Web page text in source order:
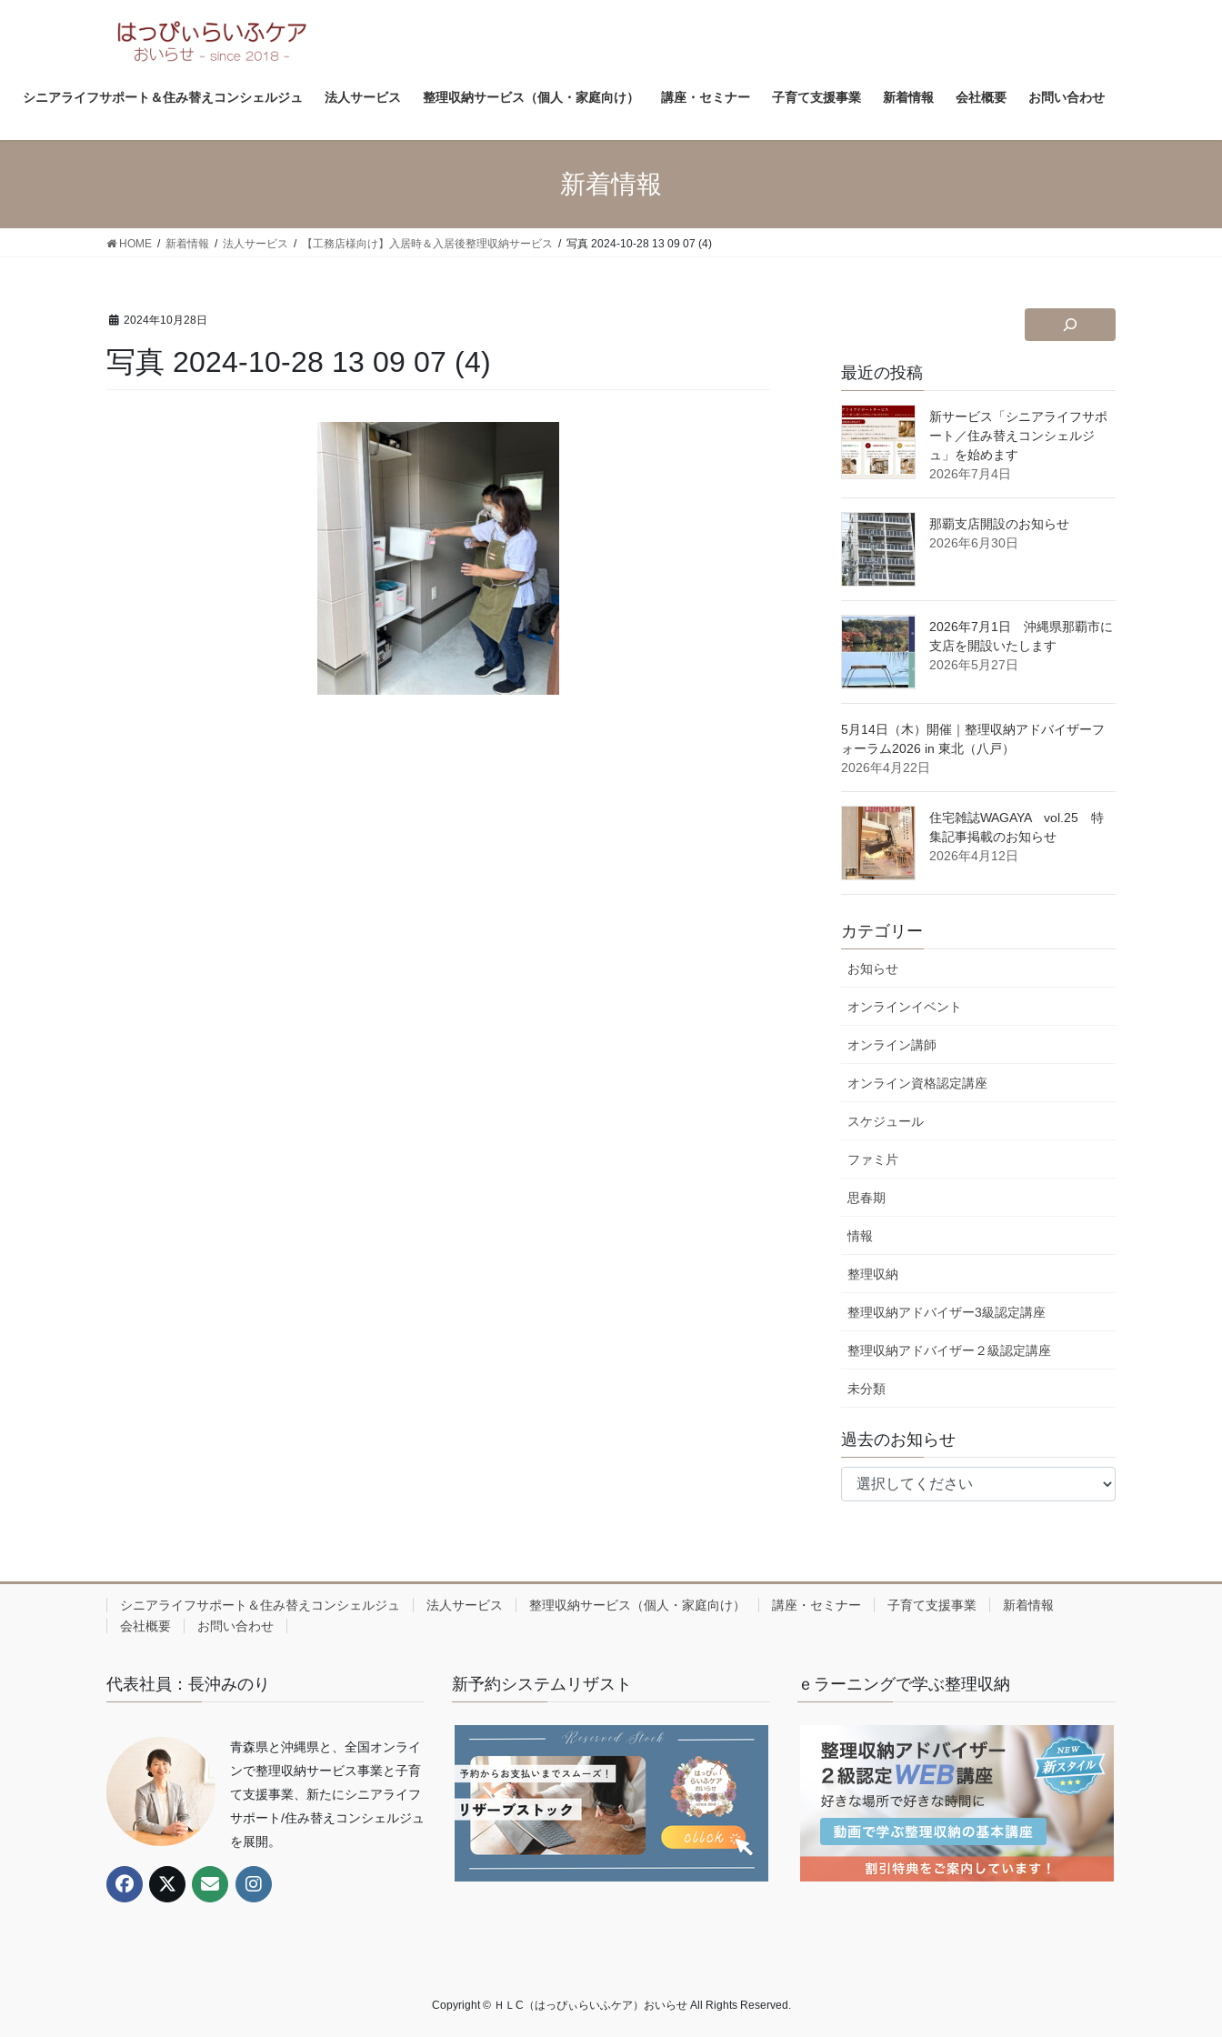
ス
ン
シニアライフサポート＆住み替えコンシェルジュ 法人サービス 整理収納サービス（個人・家庭向け） 講座・セミナー 子育て支援事業 新着情報 会社概要 お問い合わせ
新着情報
HOME 新着情報 法人サービス 【工務店様向け】入居時＆入居後整理収納サービス 写真 2024-10-28 13 09 07 (4)
2024年10月28日
写真 2024-10-28 13 09 07 (4) 最近の投稿
新サービス「シニアライフサポ
ート／住み替えコンシェルジ
ュ」を始めます
2026年7月4日
那覇支店開設のお知らせ
2026年6月30日
2026年7月1日 沖縄県那覇市に
支店を開設いたします
2026年5月27日
5月14日（木）開催｜整理収納アドバイザーフ
ォーラム2026 in 東北（八戸）
2026年4月22日
住宅雑誌WAGAYA vol.25 特
集記事掲載のお知らせ
2026年4月12日
カテゴリー
お知らせ
オンラインイベント
オンライン講師
オンライン資格認定講座
スケジュール
ファミ片
思春期
情報
整理収納
整理収納アドバイザー3級認定講座
整理収納アドバイザー２級認定講座
未分類
過去のお知らせ
シニアライフサポート＆住み替えコンシェルジュ 法人サービス 整理収納サービス（個人・家庭向け） 講座・セミナー 子育て支援事業
新着情報
会社概要
お問い合わせ
代表社員：長沖みのり
青森県と沖縄県と、全国オンライ
ンで整理収納サービス事業と子育
て支援事業、新たにシニアライフ
サポート/住み替えコンシェルジュ
を展開。
新予約システムリザスト ｅラーニングで学ぶ整理収納
Copyright © ＨＬC（はっぴぃらいふケア）おいらせ All Rights Reserved.